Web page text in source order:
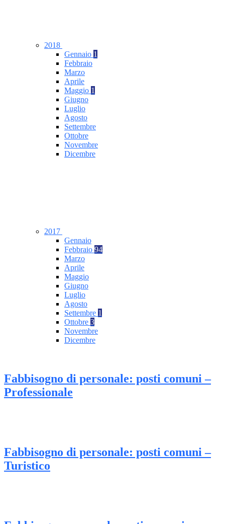
2018
Gennaio 1
Febbraio
Marzo
Aprile
Maggio 1
Giugno
Luglio
Agosto
Settembre
Ottobre
Novembre
Dicembre
2017
Gennaio
Febbraio 94
Marzo
Aprile
Maggio
Giugno
Luglio
Agosto
Settembre 1
Ottobre 3
Novembre
Dicembre
Fabbisogno di personale: posti comuni –
Professionale
Fabbisogno di personale: posti comuni –
Turistico